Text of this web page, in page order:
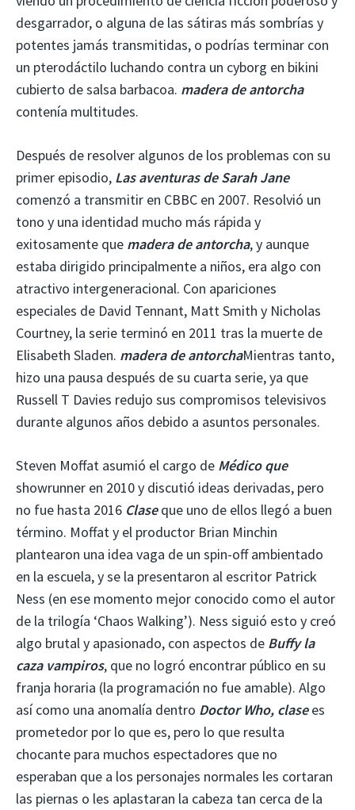
desgarrador, o alguna de las sátiras más sombrías y
potentes jamás transmitidas, o podrías terminar con
un pterodáctilo luchando contra un cyborg en bikini
cubierto de salsa barbacoa. madera de antorcha
contenía multitudes.
Después de resolver algunos de los problemas con su
primer episodio, Las aventuras de Sarah Jane
comenzó a transmitir en CBBC en 2007. Resolvió un
tono y una identidad mucho más rápida y
exitosamente que madera de antorcha, y aunque
estaba dirigido principalmente a niños, era algo con
atractivo intergeneracional. Con apariciones
especiales de David Tennant, Matt Smith y Nicholas
Courtney, la serie terminó en 2011 tras la muerte de
Elisabeth Sladen. madera de antorchaMientras tanto,
hizo una pausa después de su cuarta serie, ya que
Russell T Davies redujo sus compromisos televisivos
durante algunos años debido a asuntos personales.
Steven Moffat asumió el cargo de Médico que
showrunner en 2010 y discutió ideas derivadas, pero
no fue hasta 2016 Claseque uno de ellos llegó a buen
término. Moffat y el productor Brian Minchin
plantearon una idea vaga de un spin-off ambientado
en la escuela, y se la presentaron al escritor Patrick
Ness (en ese momento mejor conocido como el autor
de la trilogía ‘Chaos Walking’). Ness siguió esto y creó
algo brutal y apasionado, con aspectos de Buffy la
caza vampiros, que no logró encontrar público en su
franja horaria (la programación no fue amable). Algo
así como una anomalía dentro Doctor Who, clasees
prometedor por lo que es, pero lo que resulta
chocante para muchos espectadores que no
esperaban que a los personajes normales les cortaran
las piernas o les aplastaran la cabeza tan cerca de la